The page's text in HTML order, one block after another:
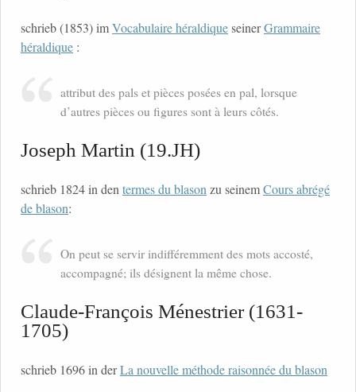
schrieb (1853) imVocabulaire héraldiqueseinerGrammaire
héraldique :
attribut des pals et pièces posées en pal, lorsque
d’autres pièces ou figures sont à leurs côtés.
Joseph Martin (19.JH)
schrieb 1824 in den termes du blason zu seinemCours abrégé
de blason:
On peut se servir indifféremment des mots accosté,
accompagné; ils désignent la même chose.
Claude-François Ménestrier (1631-
1705)
schrieb 1696 in derLa nouvelle méthode raisonnée du blason